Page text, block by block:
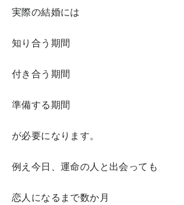
実際の結婚には
知り合う期間
付き合う期間
準備する期間
が必要になります。
例え今日、運命の人と出会っても
恋人になるまで数か月